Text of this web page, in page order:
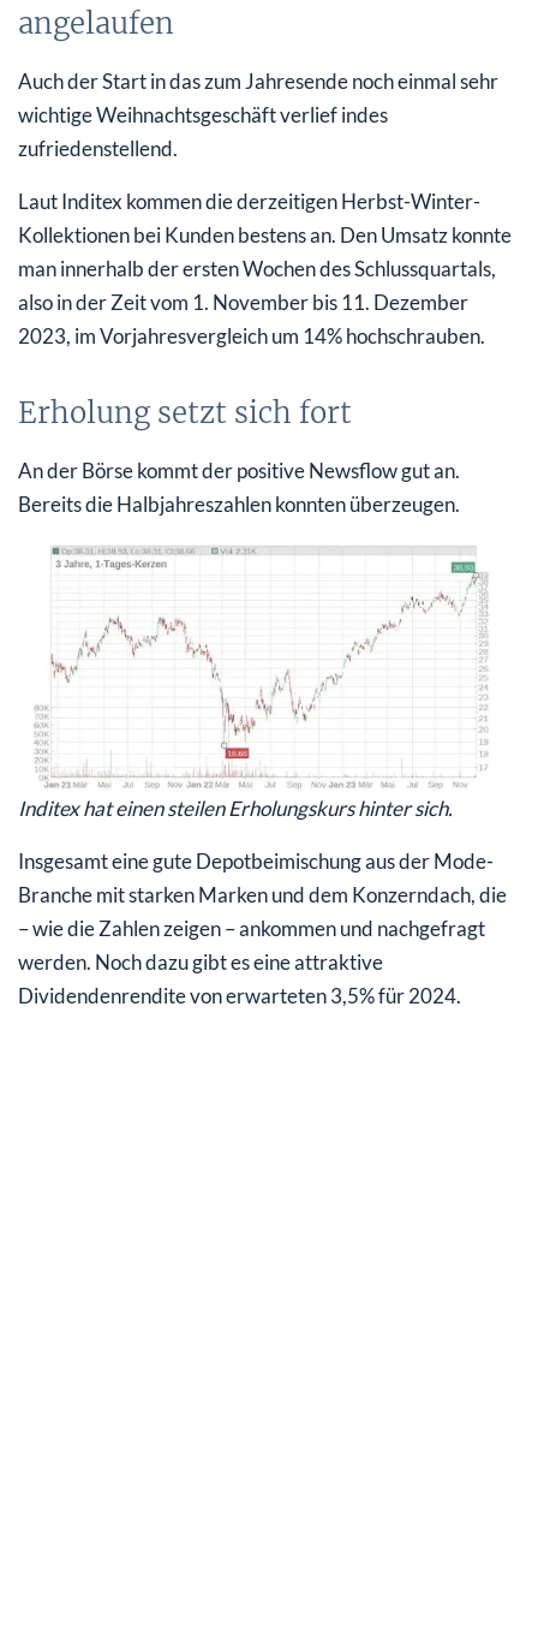
angelaufen
Auch der Start in das zum Jahresende noch einmal sehr
wichtige Weihnachtsgeschäft verlief indes
zufriedenstellend.
Laut Inditex kommen die derzeitigen Herbst-Winter-
Kollektionen bei Kunden bestens an. Den Umsatz konnte
man innerhalb der ersten Wochen des Schlussquartals,
also in der Zeit vom 1. November bis 11. Dezember
2023, im Vorjahresvergleich um 14% hochschrauben.
Erholung setzt sich fort
An der Börse kommt der positive Newsflow gut an.
Bereits die Halbjahreszahlen konnten überzeugen.
Inditex hat einen steilen Erholungskurs hinter sich.
Insgesamt eine gute Depotbeimischung aus der Mode-
Branche mit starken Marken und dem Konzerndach, die
– wie die Zahlen zeigen – ankommen und nachgefragt
werden. Noch dazu gibt es eine attraktive
Dividendenrendite von erwarteten 3,5% für 2024.